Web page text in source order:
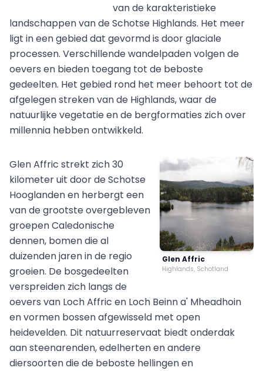
van de karakteristieke
landschappen van de Schotse Highlands. Het meer
ligt in een gebied dat gevormd is door glaciale
processen. Verschillende wandelpaden volgen de
oevers en bieden toegang tot de beboste
gedeelten. Het gebied rond het meer behoort tot de
afgelegen streken van de Highlands, waar de
natuurlijke vegetatie en de bergformaties zich over
millennia hebben ontwikkeld.
Glen Affric
Highlands, Schotland
Glen Affric strekt zich 30
kilometer uit door de Schotse
Hooglanden en herbergt een
van de grootste overgebleven
groepen Caledonische
dennen, bomen die al
duizenden jaren in de regio
groeien. De bosgedeelten
verspreiden zich langs de
oevers van Loch Affric en Loch Beinn a' Mheadhoin
en vormen bossen afgewisseld met open
heidevelden. Dit natuurreservaat biedt onderdak
aan steenarenden, edelherten en andere
diersoorten die de beboste hellingen en